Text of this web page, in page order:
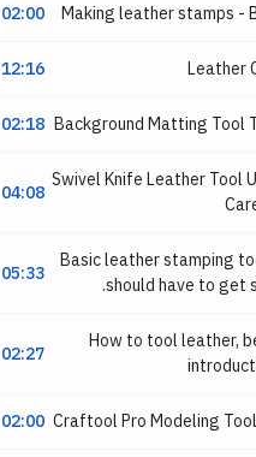
02:00 Making leather stamps -
12:16 Leather
02:18 Background Matting Tool
04:08 Swivel Knife Leather Tool
05:33
Basic leather stamping
should have to get
02:27
How to tool leather,
02:00 Craftool Pro Modeling